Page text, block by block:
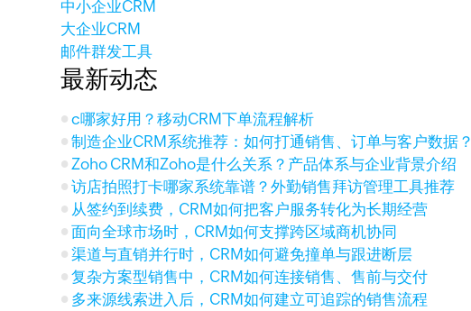
中小企业CRM
大企业CRM
邮件群发工具
最新动态
c哪家好用？移动CRM下单流程解析
制造企业CRM系统推荐：如何打通销售、订单与客户数据？
Zoho CRM和Zoho是什么关系？产品体系与企业背景介绍
访店拍照打卡哪家系统靠谱？外勤销售拜访管理工具推荐
从签约到续费，CRM如何把客户服务转化为长期经营
面向全球市场时，CRM如何支撑跨区域商机协同
渠道与直销并行时，CRM如何避免撞单与跟进断层
复杂方案型销售中，CRM如何连接销售、售前与交付
多来源线索进入后，CRM如何建立可追踪的销售流程